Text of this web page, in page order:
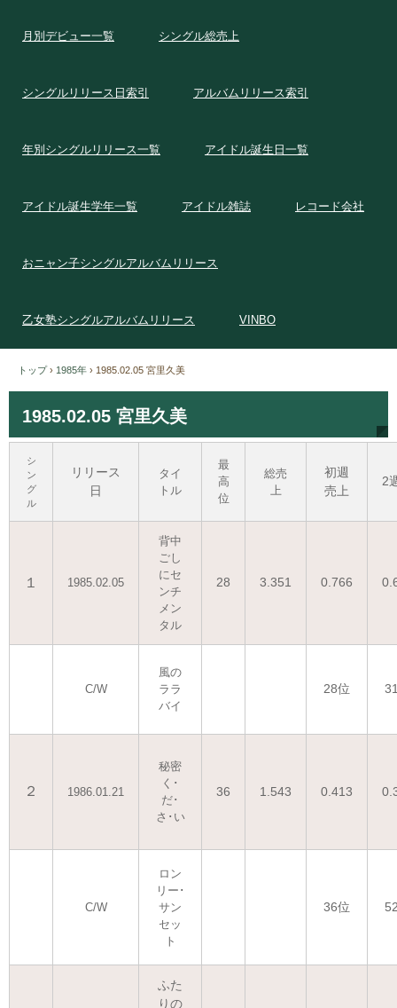
月別デビュー一覧 シングル総売上
シングルリリース日索引 アルバムリリース索引
年別シングルリリース一覧 アイドル誕生日一覧
アイドル誕生学年一覧 アイドル雑誌 レコード会社
おニャン子シングルアルバムリリース
乙女塾シングルアルバムリリース VINBO
トップ › 1985年 › 1985.02.05 宮里久美
1985.02.05 宮里久美
シ
ン
グ
ル
リリース
日
タイ
トル
最
高
位
総売
上
初週
売上
2
１ 1985.02.05
背中
ごし
にセ
ンチ
メン
タル
28 3.351 0.766
C/W
風の
ララ
バイ
28位
２ 1986.01.21
秘密
く･
だ･
さ･い
36 1.543 0.413
C/W
ロン
リー･
サン
セッ
ト
36位
ふた
りの